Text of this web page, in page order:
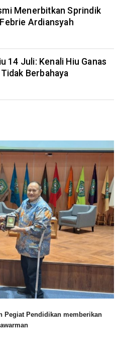
Menerbitkan Sprindik
Ardiansyah
14 Juli: Kenali Hiu Ganas
Berbahaya
Pegiat Pendidikan memberikan